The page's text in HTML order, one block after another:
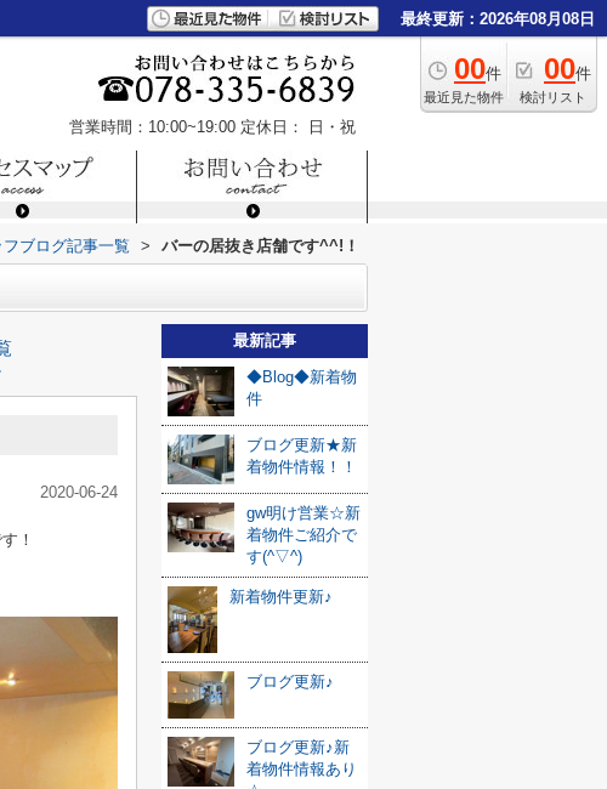
最終更新：2026年08月08日
00件
最近見た物件
00件
検討リスト
営業時間：10:00~19:00 定休日： 日・祝
ブログ記事一覧 > バーの居抜き店舗です^^!！
2020-06-24
！
最新記事
◆Blog◆新着物
件
ブログ更新★新
着物件情報！！
gw明け営業☆新
着物件ご紹介で
す(^▽^)
新着物件更新♪
ブログ更新♪
ブログ更新♪新
着物件情報あり